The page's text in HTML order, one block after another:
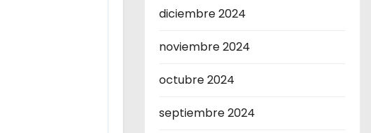
diciembre 2024
noviembre 2024
octubre 2024
septiembre 2024